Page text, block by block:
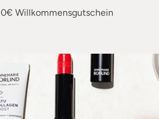
Willkommensgutschein